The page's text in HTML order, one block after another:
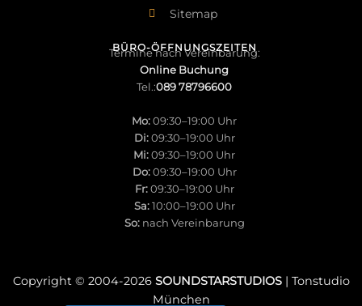
BÜRO-ÖFFNUNGSZEITEN
Termine nach Vereinbarung:
Online Buchung
Tel.:089 78796600
Mo:09:30–19:00 Uhr
Di:09:30–19:00 Uhr
Mi:09:30–19:00 Uhr
Do:09:30–19:00 Uhr
Fr:09:30–19:00 Uhr
Sa:10:00–19:00 Uhr
So:nach Vereinbarung
Sitemap
Copyright © 2004-2026 SOUNDSTARSTUDIOS| Tonstudio
München